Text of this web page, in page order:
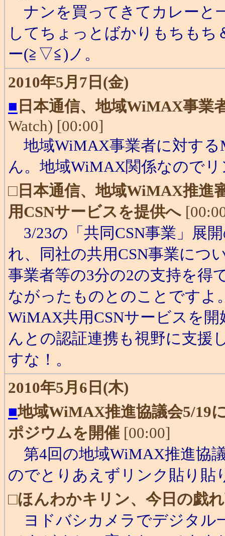
ナンを買ってきてカレーと
してちょっとばかりもちも
ー(≧▽≦)ノ。
2010年5月7日(金)
■ 日本通信、地域WiMAX事業
Watch) [00:00]
地域WiMAX事業者に対する
ん。地域WiMAX関係なので
□ 日本通信、地域WiMAX推進
用CSNサービスを提供へ
3/23の「共同CSN事業」展
れ、同社の共用CSN事業につ
事業者等の3分の2の支持を得
ながったものとのことですよ
WiMAX共用CSNサービスを
んとの認証連携も視野に支援
すな！。
2010年5月6日(木)
■地域WiMAX推進協議会5/19
ポジウムを開催[00:00]
第4回の地域WiMAX推進協
のでとりあえずリンク貼り貼
□ほんわかキリン、今日の戯
ヨドバシカメラでデジタル